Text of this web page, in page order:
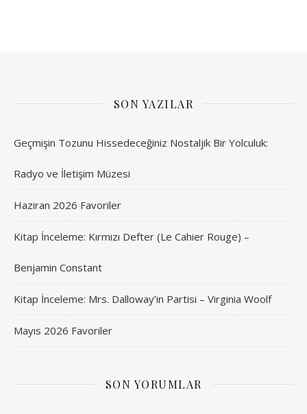
SON YAZILAR
Geçmişin Tozunu Hissedeceğiniz Nostaljik Bir Yolculuk:
Radyo ve İletişim Müzesi
Haziran 2026 Favoriler
Kitap İnceleme: Kırmızı Defter (Le Cahier Rouge) –
Benjamin Constant
Kitap İnceleme: Mrs. Dalloway’in Partisi – Virginia Woolf
Mayıs 2026 Favoriler
SON YORUMLAR